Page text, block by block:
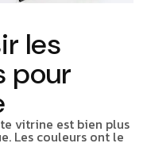
les
pour
vitrine est bien plus
Les couleurs ont le